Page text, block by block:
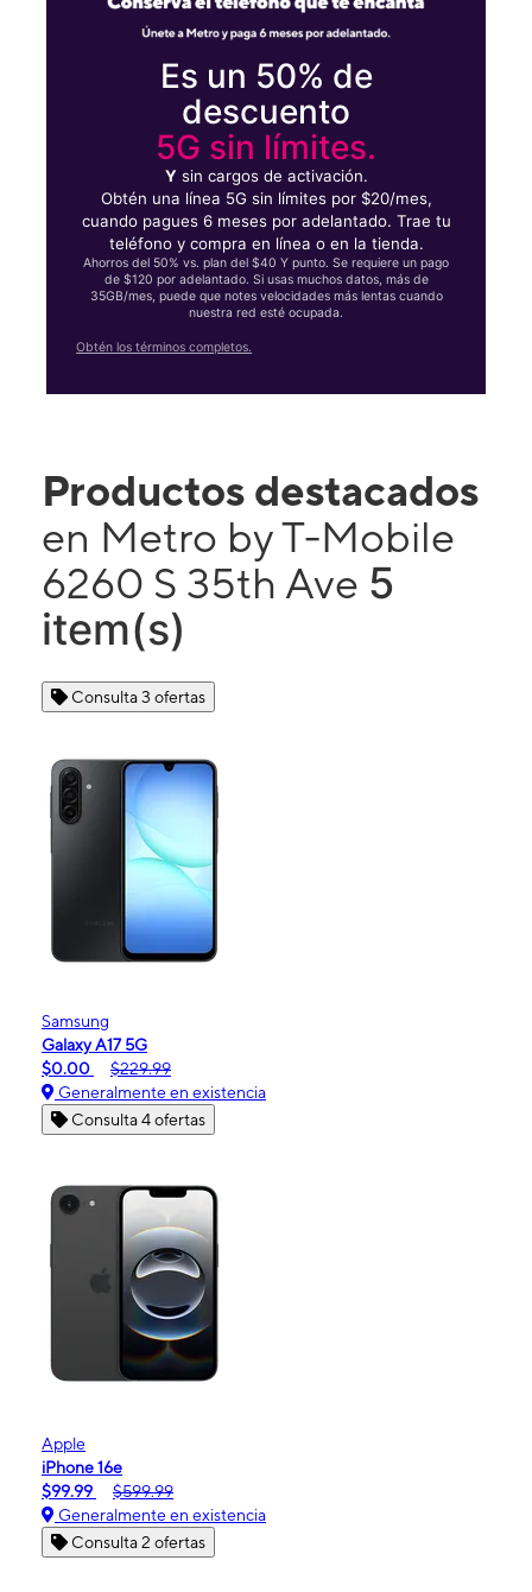
Es un 50% de
descuento
5G sin límites.
Ysin cargos de activación.
Obtén una línea 5G sin límites por $20/mes,
cuando pagues 6 meses por adelantado. Trae tu
teléfono y compra en línea o en la tienda.
Ahorros del 50% vs. plan del $40 Y punto. Se requiere un pago
de $120 por adelantado. Si usas muchos datos, más de
35GB/mes, puede que notes velocidades más lentas cuando
nuestra red esté ocupada.
Obtén los términos completos.
Productos destacados
en Metro by T-Mobile
6260 S 35th Ave 5
item(s)
Consulta 3 ofertas
Samsung
Galaxy A17 5G
$0.00
$229.99
Generalmente en existencia
Consulta 4 ofertas
Apple
iPhone 16e
$99.99
$599.99
Generalmente en existencia
Consulta 2 ofertas